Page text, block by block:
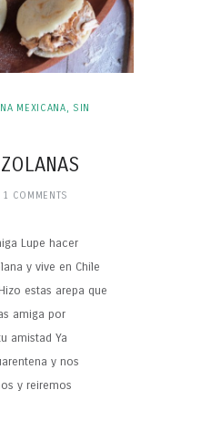
MEXICANA, SIN
1 COMMENTS
Lupe hacer
y vive en Chile
estas arepa que
amiga por
amistad Ya
y nos
y reiremos